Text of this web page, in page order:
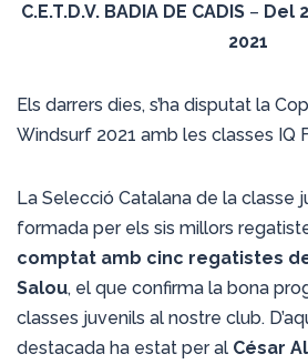
C.E.T.D.V. BADIA DE CADIS – Del
2021
Els darrers dies, s’ha disputat la
Windsurf 2021 amb les classes IQ
La Selecció Catalana de la classe
formada per els sis millors
comptat amb cinc regatistes
Salou, el que confirma la bona
classes juvenils al nostre club.
destacada ha estat per al César